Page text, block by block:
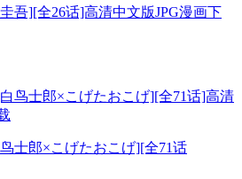
吾][全26话]高清中文版JPG漫画下
士郎×こげたおこげ][全71话